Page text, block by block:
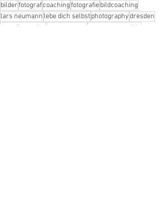
bilderfotografcoachingfotografiebildcoaching
lars neumann lebe dich selbstphotographydresden
transformation
entrepreneurship